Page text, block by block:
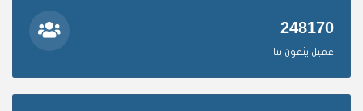
248170
عميل يثقون بنا